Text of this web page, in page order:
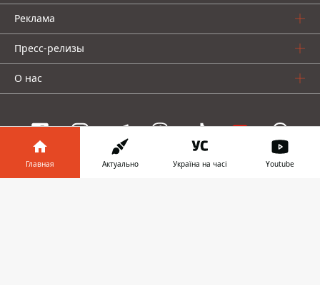
Реклама
Пресс-релизы
О нас
Главная Актуально Україна на часі Youtube